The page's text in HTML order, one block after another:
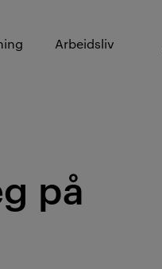
Arbeidsliv
på